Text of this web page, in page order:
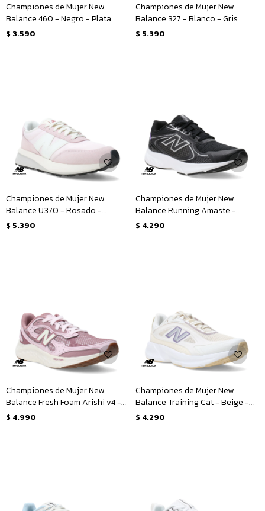
Championes de Mujer New
Balance 460 - Negro - Plata
$ 3.590
Championes de Mujer New
Balance 327 - Blanco - Gris
$ 5.390
Championes de Mujer New
Balance U370 - Rosado -
Blanco
$ 5.390
Championes de Mujer New
Balance Running Amaste -
Negro - Plata
$ 4.290
Championes de Mujer New
Balance Fresh Foam Arishi v4 -
Rosado - Blanco
$ 4.990
Championes de Mujer New
Balance Training Cat - Beige -
Blanco
$ 4.290